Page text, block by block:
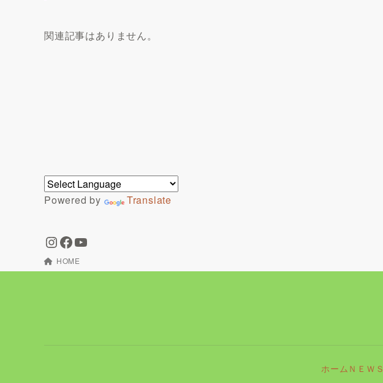
関連記事はありません。
Powered by Translate
HOME
ホーム ＮＥＷＳ